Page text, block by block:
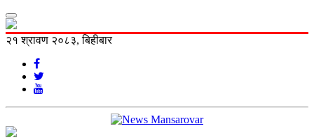
२१ श्रावण २०८३, बिहीबार